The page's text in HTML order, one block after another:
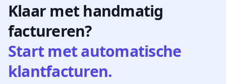
Klaar met handmatig
factureren?
Start met automatische
klantfacturen.